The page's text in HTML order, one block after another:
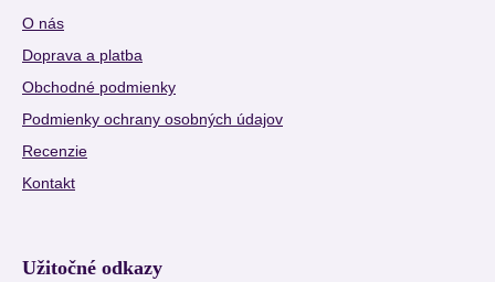
O nás
Doprava a platba
Obchodné podmienky
Podmienky ochrany osobných údajov
Recenzie
Kontakt
Užitočné odkazy